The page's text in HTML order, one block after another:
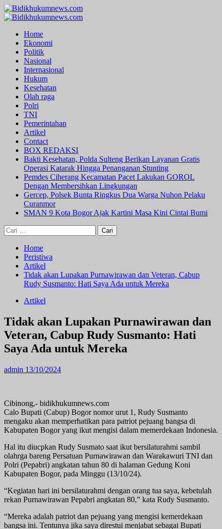
Skip
to
Primary
Home
Ekonomi
Politik
Nasional
Internasional
Hukum
Kesehatan
Olah raga
Polri
TNI
Pemerintahan
Artikel
Contact
BOX REDAKSI
Bakti Kesehatan, Polda Sulteng Berikan Layanan Gratis
Operasi Katarak Hingga Penanganan Stunting
Pemdes Ciherang Kecamatan Pacet Lakukan GOROL
Dengan Membersihkan Lingkungan
Gercep, Polsek Bunta Ringkus Dua Warga Nuhon Pelaku
Curanmor
SMAN 9 Kota Bogor Ajak Kartini Masa Kini Cintai Bumi
Cari
untuk:
Home
Peristiwa
Artikel
Tidak akan Lupakan Purnawirawan dan Veteran, Cabup
Rudy Susmanto: Hati Saya Ada untuk Mereka
Artikel
Tidak akan Lupakan Purnawirawan dan
Veteran, Cabup Rudy Susmanto: Hati
Saya Ada untuk Mereka
admin 13/10/2024
Cibinong,- bidikhukumnews.com
Calo Bupati (Cabup) Bogor nomor urut 1, Rudy Susmanto
mengaku akan memperhatikan para patriot pejuang bangsa di
Kabupaten Bogor yang ikut mengisi dalam memerdekaan Indonesia.
Hal itu diucpkan Rudy Susmato saat ikut bersilaturahmi sambil
olahrga bareng Persatuan Purnawirawan dan Warakawuri TNI dan
Polri (Pepabri) angkatan tahun 80 di halaman Gedung Koni
Kabupaten Bogor, pada Minggu (13/10/24).
“Kegiatan hari ini bersilaturahmi dengan orang tua saya, kebetulah
rekan Purnawirawan Pepabri angkatan 80,” kata Rudy Susmanto.
“Mereka adalah patriot dan pejuang yang mengisi kemerdekaan
bangsa ini. Tentunya jika saya direstui menjabat sebagai Bupati